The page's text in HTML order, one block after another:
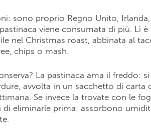
sono proprio Regno Unito, Irlanda,
viene consumata di più. Lì è
nel Christmas roast, abbinata al
chips o mash.
La pastinaca ama il freddo:
avvolta in un sacchetto di carta
Se invece la trovate con le
eliminarle prima: assorbono